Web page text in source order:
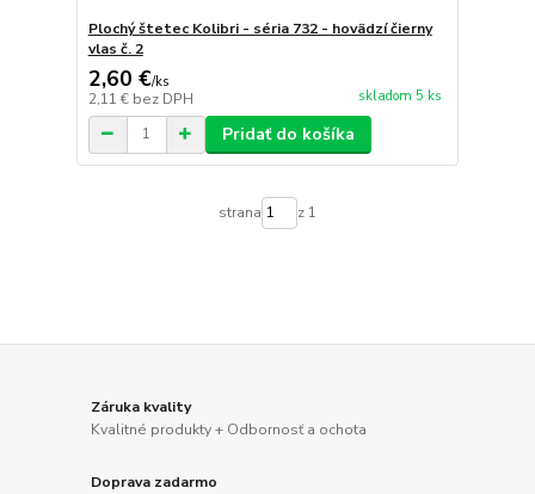
Plochý štetec Kolibri - séria 732 - hovädzí čierny
vlas č. 2
2,60 €/ks
2,11 € bez DPH skladom 5 ks
Pridať do košíka
strana z 1
Záruka kvality
Kvalitné produkty + Odbornosť a ochota
Doprava zadarmo